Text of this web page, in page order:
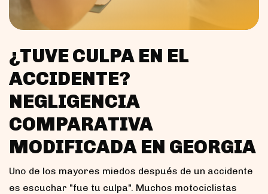
¿TUVE CULPA EN EL
ACCIDENTE?
NEGLIGENCIA
COMPARATIVA
MODIFICADA EN GEORGIA
Uno de los mayores miedos después de un accidente
es escuchar "fue tu culpa". Muchos motociclistas